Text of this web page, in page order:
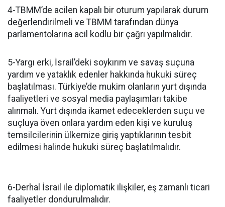
4-TBMM’de acilen kapalı bir oturum yapılarak durum
değerlendirilmeli ve TBMM tarafından dünya
parlamentolarına acil kodlu bir çağrı yapılmalıdır.
5-Yargı erki, İsrail’deki soykırım ve savaş suçuna
yardım ve yataklık edenler hakkında hukuki süreç
başlatılması. Türkiye’de mukim olanların yurt dışında
faaliyetleri ve sosyal media paylaşımları takibe
alınmalı. Yurt dışında ikamet edeceklerden suçu ve
suçluya öven onlara yardım eden kişi ve kuruluş
temsilcilerinin ülkemize giriş yaptıklarının tesbit
edilmesi halinde hukuki süreç başlatılmalıdır.
6-Derhal İsrail ile diplomatik ilişkiler, eş zamanlı ticari
faaliyetler dondurulmalıdır.